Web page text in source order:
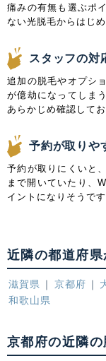
痛みの有無も選ぶポ
ない光脱毛からはじ
スタッフの対
追加の脱毛やオプシ
が億劫になってしま
あらかじめ確認して
予約が取りや
予約が取りにくいと
まで開いていたり、
イントになりそうです
近隣の都道府
滋賀県 京都府
和歌山県
京都府の近隣